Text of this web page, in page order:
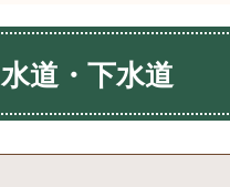
水道・下水道